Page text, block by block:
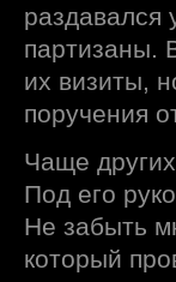
раздавался
партизаны.
их визиты,
поручения
Чаще
Под его
Не забыть
который